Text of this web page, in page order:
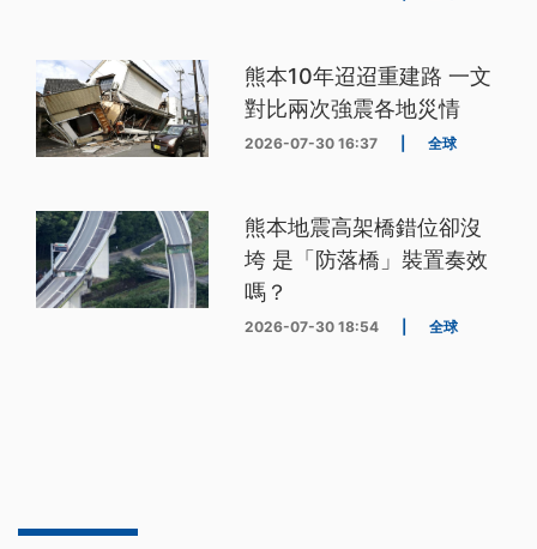
熊本10年迢迢重建路 一文
對比兩次強震各地災情
2026-07-30 16:37 全球
熊本地震高架橋錯位卻沒
垮 是「防落橋」裝置奏效
嗎？
2026-07-30 18:54 全球